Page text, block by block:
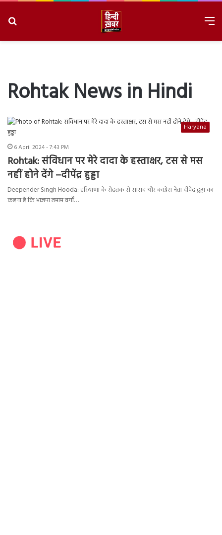
Rohtak News in Hindi
Haryana
6 April 2024 - 7:43 PM
Rohtak: संविधान पर मेरे दादा के हस्ताक्षर, टस से मस
नहीं होने देंगे –दीपेंद्र हुड्डा
Deepender Singh Hooda: हरियाणा के रोहतक से सांसद और कांग्रेस नेता दीपेंद्र हुड्डा का
कहना है कि भाजपा तमाम वर्गों…